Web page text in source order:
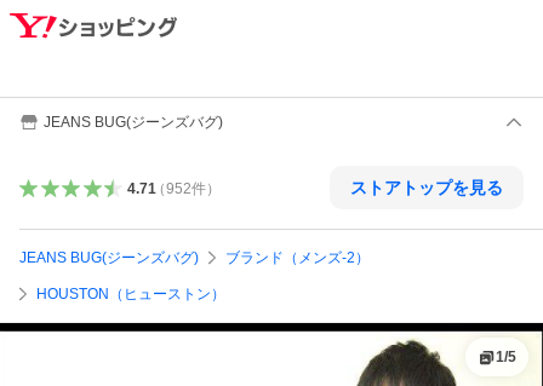
JEANS BUG(ジーンズバグ)
4.71（952件） ストアトップを見る
JEANS BUG(ジーンズバグ) ブランド（メンズ-2）
HOUSTON（ヒューストン）
1/5